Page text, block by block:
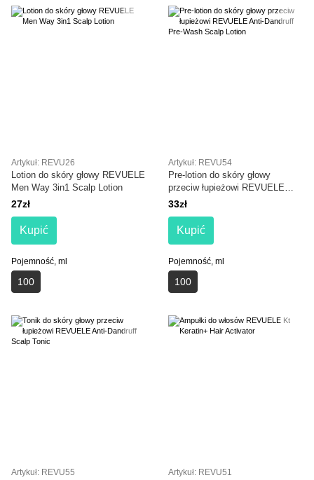
Artykuł: REVU26
Lotion do skóry głowy REVUELE
Men Way 3in1 Scalp Lotion
27zł
Kupić
Pojemność, ml
100
Artykuł: REVU54
Pre-lotion do skóry głowy
przeciw łupieżowi REVUELE
Anti-Dandruff Pre-Wash Scalp
33zł
Kupić
Pojemność, ml
100
Artykuł: REVU55 Artykuł: REVU51